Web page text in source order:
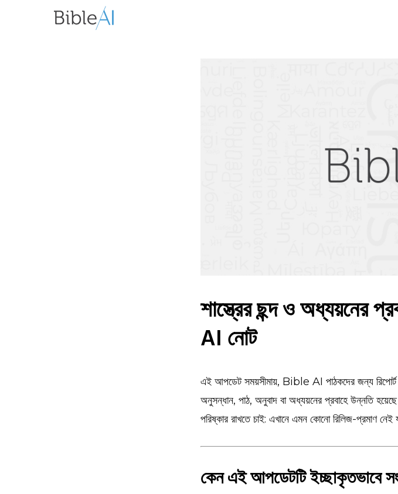
শাস্ত্রের ছন্দ ও অধ্যয়নের
AI নোট
এই আপডেট সময়সীমায়, Bible AI পাঠকদের জন্য রিপোর্ট
অনুসন্ধান, পাঠ, অনুবাদ বা অধ্যয়নের প্রবাহে উন্নতি
পরিষ্কার রাখতে চাই: এখানে এমন কোনো রিলিজ-প্রমাণ নেই
কেন এই আপডেটটি ইচ্ছাকৃতভাবে